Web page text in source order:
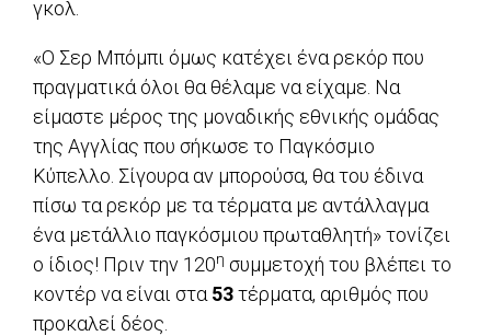
γκολ.
«Ο Σερ Μπόμπι όμως κατέχει ένα ρεκόρ που
πραγματικά όλοι θα θέλαμε να είχαμε. Να
είμαστε μέρος της μοναδικής εθνικής ομάδας
της Αγγλίας που σήκωσε το Παγκόσμιο
Κύπελλο. Σίγουρα αν μπορούσα, θα του έδινα
πίσω τα ρεκόρ με τα τέρματα με αντάλλαγμα
ένα μετάλλιο παγκόσμιου πρωταθλητή» τονίζει
ο ίδιος! Πριν την 120η συμμετοχή του βλέπει το
κοντέρ να είναι στα 53τέρματα, αριθμός που
προκαλεί δέος.